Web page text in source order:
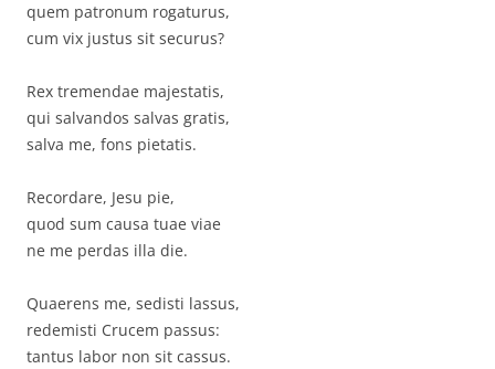
quem patronum rogaturus,
cum vix justus sit securus?
Rex tremendae majestatis,
qui salvandos salvas gratis,
salva me, fons pietatis.
Recordare, Jesu pie,
quod sum causa tuae viae
ne me perdas illa die.
Quaerens me, sedisti lassus,
redemisti Crucem passus:
tantus labor non sit cassus.